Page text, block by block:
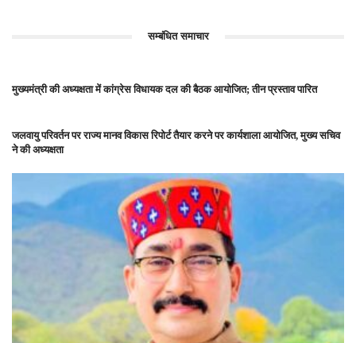
सम्बंधित समाचार
मुख्यमंत्री की अध्यक्षता में कांग्रेस विधायक दल की बैठक आयोजित; तीन प्रस्ताव पारित
जलवायु परिवर्तन पर राज्य मानव विकास रिपोर्ट तैयार करने पर कार्यशाला आयोजित, मुख्य सचिव
ने की अध्यक्षता